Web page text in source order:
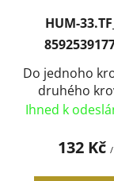
HUM-
Do jednoho
druhého
Ihned k
132 Kč